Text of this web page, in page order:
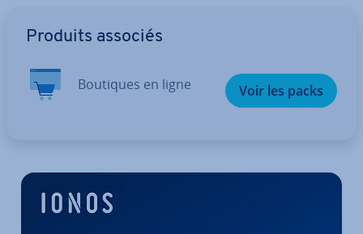
Produits associés
Boutiques en ligne Voir les packs